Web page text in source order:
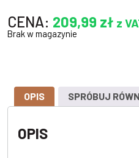
CENA: 209,99 zł z
Brak w magazynie
OPIS SPRÓBUJ
OPIS